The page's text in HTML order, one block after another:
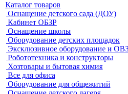
Каталог товаров
Оснащение детского сада (ДОУ)
Кабинет ОБЗР
Оснащение школы
Оборудование детских площадок
Эксклюзивное оборудование и
Робототехника и конструкторы
Хозтовары и бытовая химия
Все для офиса
Оборудование для общежитий